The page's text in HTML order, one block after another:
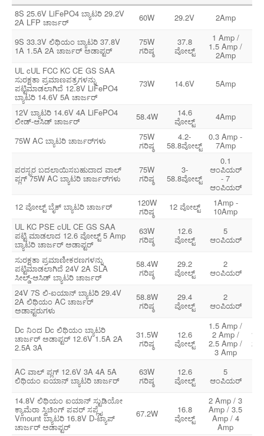
8S 25.6V LiFePO4 ಬ್ಯಾಟರಿ 29.2V
2A LFP ಚಾರ್ಜರ್ 60W 29.2V 2Amp
9S 33.3V ಲಿಥಿಯಂ ಬ್ಯಾಟರಿ 37.8V
1A 1.5A 2A ಚಾರ್ಜರ್ ಅಡಾಪ್ಟರ್
75W
ಗರಿಷ್ಠ
37.8
ವೋಲ್ಟ್
1 Amp /
1.5 Amp /
2Amp
UL cUL FCC KC CE GS SAA
ಸುರಕ್ಷತಾ ಪ್ರಮಾಣಪತ್ರಗಳನ್ನು
ಪಟ್ಟಿಮಾಡಲಾಗಿದೆ 12.8V LiFePO4
ಬ್ಯಾಟರಿ 14.6V 5A ಚಾರ್ಜರ್
73W 14.6V 5Amp
12V ಬ್ಯಾಟರಿ 14.6V 4A LiFePO4
ಲೀಡ್-ಆಸಿಡ್ ಚಾರ್ಜರ್ 58.4W 14.6
ವೋಲ್ಟ್ 4Amp
75W AC ಬ್ಯಾಟರಿ ಚಾರ್ಜರ್‌ಗಳು
75W
ಗರಿಷ್ಠ
4.2-
58.8ವೋಲ್ಟ್
0.3 Amp -
7Amp
ಪರಸ್ಪರ ಬದಲಾಯಿಸಬಹುದಾದ ವಾಲ್
ಪ್ಲಗ್ 75W AC ಬ್ಯಾಟರಿ ಚಾರ್ಜರ್‌ಗಳು
75W
ಗರಿಷ್ಠ
3-
58.8ವೋಲ್ಟ್
0.1
ಆಂಪಿಯರ್
- 7
ಆಂಪಿಯರ್
12 ವೋಲ್ಟ್ ಬೈಕ್ ಬ್ಯಾಟರಿ ಚಾರ್ಜರ್ 120W
ಗರಿಷ್ಠ 12 ವೋಲ್ಟ್ 1Amp -
10Amp
UL KC PSE cUL CE GS SAA
ಪಟ್ಟಿ ಮಾಡಲಾದ 12.6 ವೋಲ್ಟ್ 5 Amp
ಬ್ಯಾಟರಿ ಚಾರ್ಜರ್ ಅಡಾಪ್ಟರ್
63W
ಗರಿಷ್ಠ
12.6
ವೋಲ್ಟ್
5
ಆಂಪಿಯರ್
ಸುರಕ್ಷತಾ ಪ್ರಮಾಣೀಕರಣಗಳನ್ನು
ಪಟ್ಟಿಮಾಡಲಾಗಿದೆ 24V 2A SLA
ಸೀಲ್ಡ್-ಆಸಿಡ್ ಬ್ಯಾಟರಿ ಚಾರ್ಜರ್
58.4W
ಗರಿಷ್ಠ
29.2
ವೋಲ್ಟ್
2
ಆಂಪಿಯರ್
24V 7S ಲಿ-ಐಯಾನ್ ಬ್ಯಾಟರಿ 29.4V
2A ಲಿಥಿಯಂ AC ಚಾರ್ಜರ್
ಅಡಾಪ್ಟರುಗಳು
58.8W
ಗರಿಷ್ಠ
29.4
ವೋಲ್ಟ್
2
ಆಂಪಿಯರ್
Dc ನಿಂದ Dc ಲಿಥಿಯಂ ಬ್ಯಾಟರಿ
ಚಾರ್ಜರ್ ಅಡಾಪ್ಟರ್ 12.6V 1.5A 2A
2.5A 3A
31.5W
ಗರಿಷ್ಠ
12.6
ವೋಲ್ಟ್
1.5 Amp /
2 Amp /
2.5 Amp /
3 Amp
20
AC ವಾಲ್ ಪ್ಲಗ್ 12.6V 3A 4A 5A
ಲಿಥಿಯಂ ಐಯಾನ್ ಬ್ಯಾಟರಿ ಚಾರ್ಜರ್
63W
ಗರಿಷ್ಠ
12.6
ವೋಲ್ಟ್
5
ಆಂಪಿಯರ್
14.8V ಲಿಥಿಯಂ ಐಯಾನ್ ಸ್ಟುಡಿಯೋ
ಕ್ಯಾಮೆರಾ ಸ್ವಿಚಿಂಗ್ ಪವರ್ ಸಪ್ಲೈ
Vmount ಬ್ಯಾಟರಿ 16.8V D-ಟ್ಯಾಪ್
ಚಾರ್ಜರ್ ಅಡಾಪ್ಟರ್
67.2W 16.8
ವೋಲ್ಟ್
2 Amp / 3
Amp / 3.5
Amp / 4
Amp